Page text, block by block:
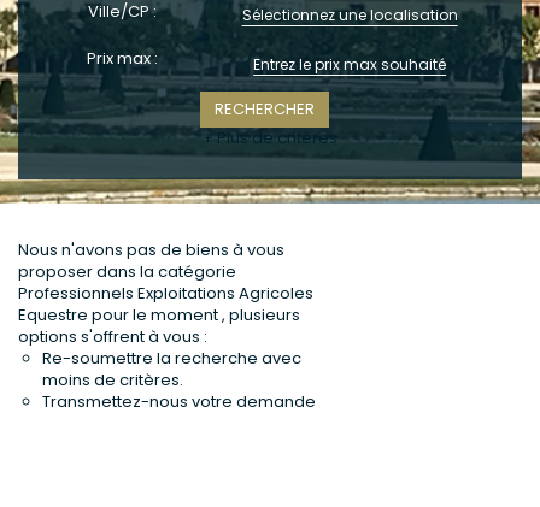
CONTACT
Ville/CP : Sélectionnez une localisation
Prix max :
+ Plus de critères
Nous n'avons pas de biens à vous
proposer dans la catégorie
Professionnels Exploitations Agricoles
Equestre pour le moment , plusieurs
options s'offrent à vous :
Re-soumettre la recherche avec
moins de critères.
Transmettez-nous votre demande